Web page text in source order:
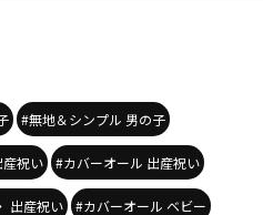
#無地＆シンプル 男の子
祝い #カバーオール 出産祝い
出産祝い #カバーオール ベビー